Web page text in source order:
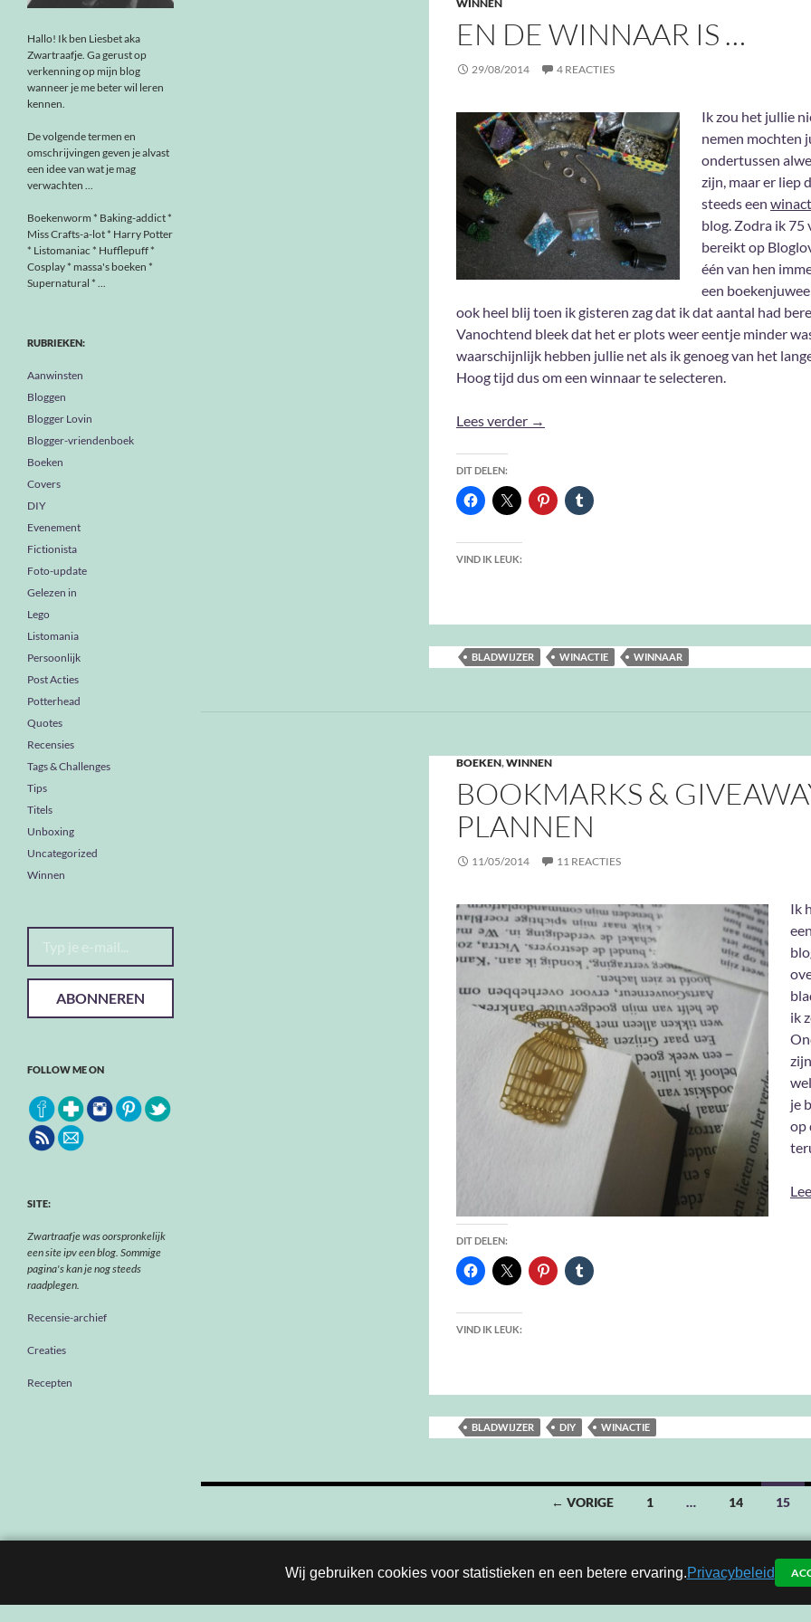
WINNEN
EN DE WINNAAR IS …
29/08/2014 4 REACTIES
Ik zou het jullie
nemen mochten
ondertussen
zijn, maar er liep
steeds een
blog. Zodra ik 75
bereikt op
één van hen
een
ook heel blij toen ik gisteren zag dat ik dat aantal had
Vanochtend bleek dat het er plots weer eentje minder
waarschijnlijk hebben jullie net als ik genoeg van het
Hoog tijd dus om een winnaar te selecteren.
Lees verder En de winnaar is …
→
DIT DELEN:
VIND IK LEUK:
BLADWIJZER WINACTIE WINNAAR
BOEKEN,WINNEN
BOOKMARKS &
PLANNEN
11/05/2014 11 REACTIES
Ik
ik
je
op
DIT DELEN:
VIND IK LEUK:
BLADWIJZER DIY WINACTIE
navigatie
← VORIGE 1 … 14 15
Hallo! Ik ben Liesbet aka
Zwartraafje. Ga gerust op
verkenning op mijn blog
wanneer je me beter wil leren
kennen.
De volgende termen en
omschrijvingen geven je alvast
een idee van wat je mag
verwachten ...
Boekenworm * Baking-addict *
Miss Crafts-a-lot * Harry Potter
* Listomaniac * Hufflepuff *
Cosplay * massa's boeken *
Supernatural * ...
RUBRIEKEN:
Aanwinsten
Bloggen
Blogger Lovin
Blogger-vriendenboek
Boeken
Covers
DIY
Evenement
Fictionista
Foto-update
Gelezen in
Lego
Listomania
Persoonlijk
Post Acties
Potterhead
Quotes
Recensies
Tags & Challenges
Tips
Titels
Unboxing
Uncategorized
Winnen
Typ je e-mail...
ABONNEREN
FOLLOW ME ON
SITE:
Zwartraafje was oorspronkelijk
een site ipv een blog. Sommige
pagina's kan je nog steeds
raadplegen.
Recensie-archief
Creaties
Recepten
Wij gebruiken cookies voor statistieken en een betere ervaring.Privacybeleid